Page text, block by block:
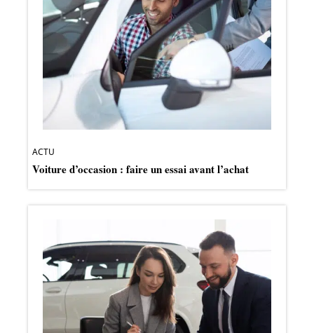
ACTU
Voiture d’occasion : faire un essai avant l’achat